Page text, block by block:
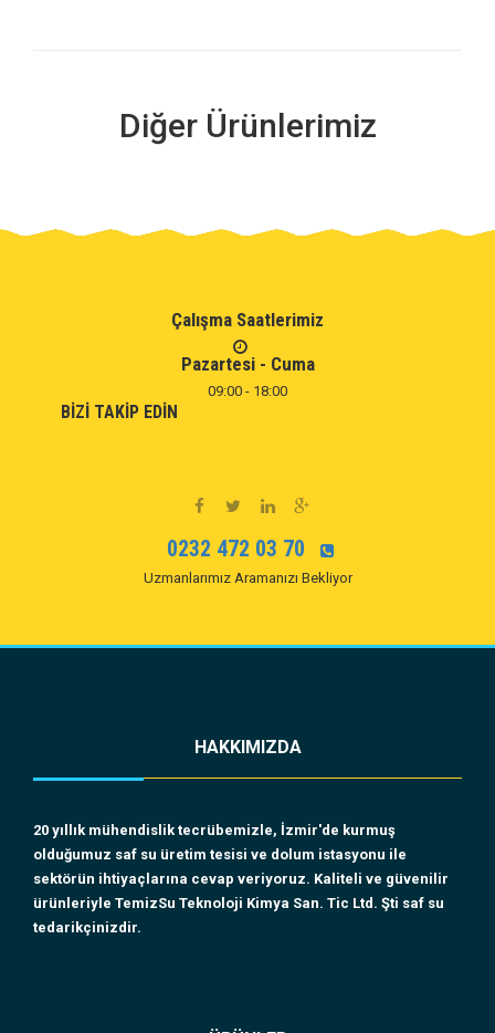
Diğer Ürünlerimiz
Çalışma Saatlerimiz
Pazartesi - Cuma
09:00 - 18:00
BIZI TAKIP EDIN
0232 472 03 70
Uzmanlarımız Aramanızı Bekliyor
HAKKIMIZDA
20 yıllık mühendislik tecrübemizle, İzmir'de kurmuş
olduğumuz saf su üretim tesisi ve dolum istasyonu ile
sektörün ihtiyaçlarına cevap veriyoruz. Kaliteli ve güvenilir
ürünleriyle TemizSu Teknoloji Kimya San. Tic Ltd. Şti saf su
tedarikçinizdir.